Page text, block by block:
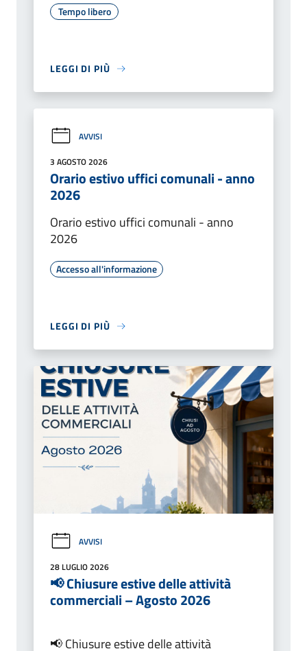
Tempo libero
LEGGI DI PIÙ
AVVISI
3 AGOSTO 2026
Orario estivo uffici comunali - anno
2026
Orario estivo uffici comunali - anno
2026
Accesso all'informazione
LEGGI DI PIÙ
AVVISI
28 LUGLIO 2026
📢 Chiusure estive delle attività
commerciali – Agosto 2026
📢 Chiusure estive delle attività